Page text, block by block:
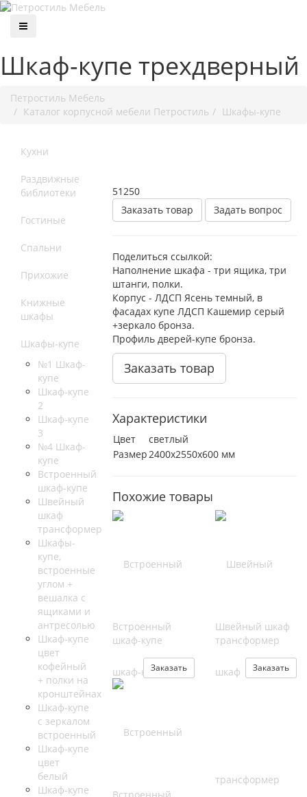
Шкаф-купе трехдверный
Петростиль Мебель
Каталог корпусной мебели Петростиль
Шкафы-купе
Кухни
Раздвижные
библиотеки
Гостиные
Спальни
Прихожие
Книжные
шкафы
Шкафы-купе
№1 Шкаф-
купе
Шкаф-купе
2
Шкаф-купе
3
№4 Шкаф-
купе
Встроенный
шкаф-купе
Швейный
шкаф
трансформер
Шкафы-
купе,
встроенные
углом +
вешалка с
ящиками и
антресолью
Шкаф-купе
цвет
кофейный
+ полки на
кронштейнах
Шкаф-купе
с зеркалом
встроенный
Шкаф-купе
цвет
белый
Шкаф-купе
51250
Заказать товар
Задать вопрос
Поделиться ссылкой:
Наполнение шкафа - три ящика, три
штанги, полки.
Корпус - ЛДСП Ясень темный, в
фасадах купе ЛДСП Кашемир серый
+зеркало бронза.
Профиль дверей-купе бронза.
Заказать товар
Характеристики
Цвет
светлый
Размер2400х2550х600 мм
Похожие товары
Встроенный
шкаф-купе
Заказать
Швейный шкаф
трансформер
Заказать